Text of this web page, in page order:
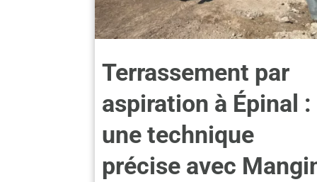
Terrassement par
aspiration à Épinal :
une technique
précise avec